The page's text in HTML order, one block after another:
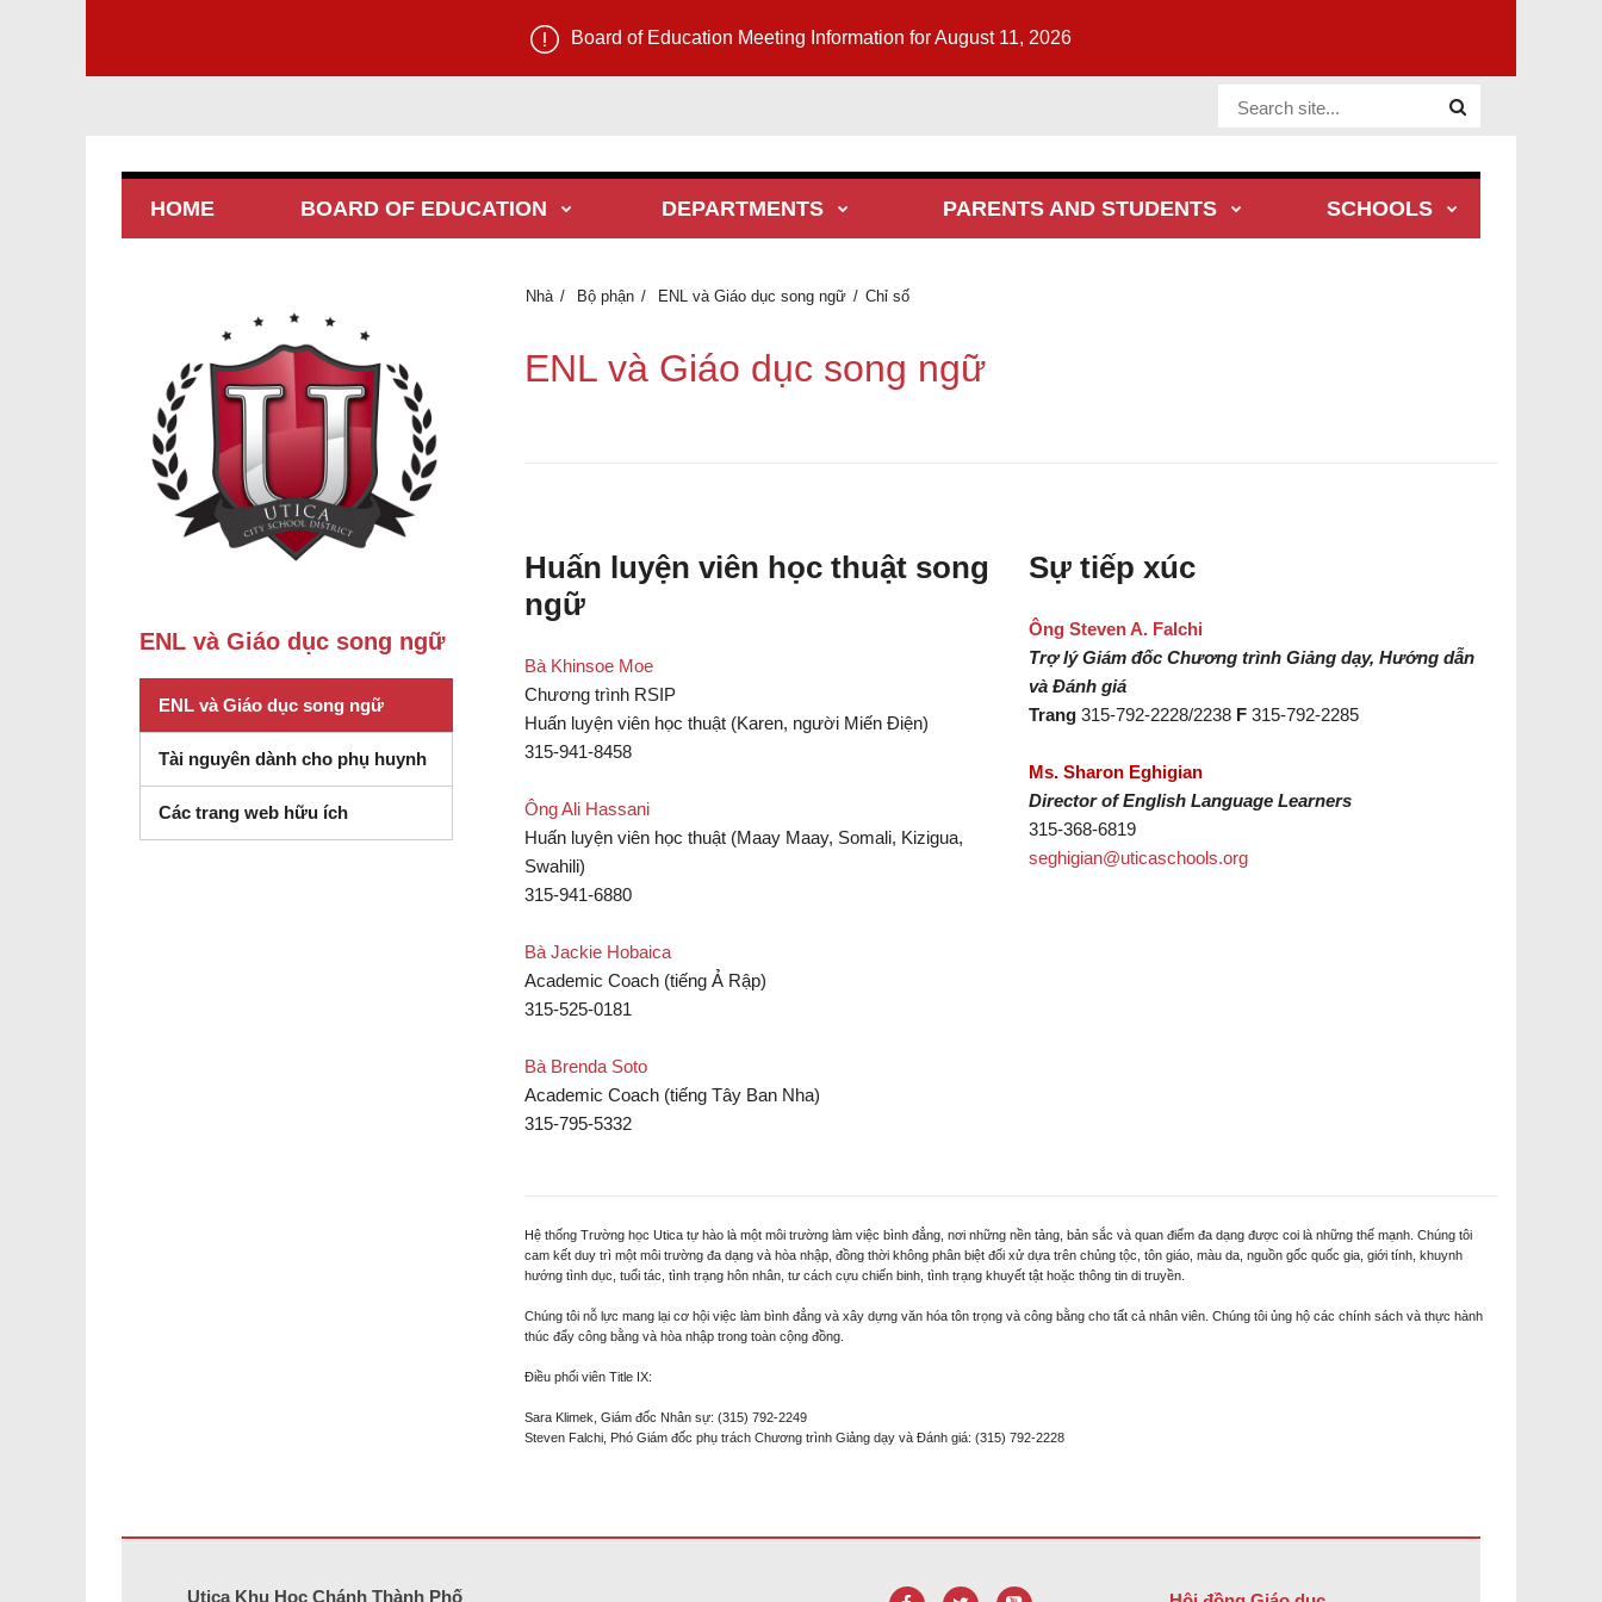
Board of Education Meeting Information for August 11, 2026
Website Site
HOME BOARD OF EDUCATION DEPARTMENTS PARENTS AND STUDENTS SCHOOLS
Nhà Bộ phận ENL và Giáo dục song ngữ Chỉ số
ENL và Giáo dục song ngữ
Huấn luyện viên học thuật song
ngữ
Bà Khinsoe Moe
Chương trình RSIP
Huấn luyện viên học thuật (Karen, người Miến Điện)
315-941-8458
Ông Ali Hassani
Huấn luyện viên học thuật (Maay Maay, Somali, Kizigua,
Swahili)
315-941-6880
Bà Jackie Hobaica
Academic Coach (tiếng Ả Rập)
315-525-0181
Bà Brenda Soto
Academic Coach (tiếng Tây Ban Nha)
315-795-5332
Sự tiếp xúc
Ông Steven A. Falchi
Trợ lý Giám đốc Chương trình Giảng dạy, Hướng dẫn
và Đánh giá
Trang 315-792-2228/2238 F 315-792-2285
Ms. Sharon Eghigian
Director of English Language Learners
315-368-6819
seghigian@uticaschools.org
Hệ thống Trường học Utica tự hào là một môi trường làm việc bình đẳng, nơi những nền tảng, bản sắc và quan điểm đa dạng được coi là những thế mạnh. Chúng tôi
cam kết duy trì một môi trường đa dạng và hòa nhập, đồng thời không phân biệt đối xử dựa trên chủng tộc, tôn giáo, màu da, nguồn gốc quốc gia, giới tính, khuynh
hướng tình dục, tuổi tác, tình trạng hôn nhân, tư cách cựu chiến binh, tình trạng khuyết tật hoặc thông tin di truyền.
Chúng tôi nỗ lực mang lại cơ hội việc làm bình đẳng và xây dựng văn hóa tôn trọng và công bằng cho tất cả nhân viên. Chúng tôi ủng hộ các chính sách và thực hành
thúc đẩy công bằng và hòa nhập trong toàn cộng đồng.
Điều phối viên Title IX:
Sara Klimek, Giám đốc Nhân sự: (315) 792-2249
Steven Falchi, Phó Giám đốc phụ trách Chương trình Giảng dạy và Đánh giá: (315) 792-2228
ENL và Giáo dục song ngữ
ENL và Giáo dục song ngữ
Tài nguyên dành cho phụ huynh
Các trang web hữu ích
Utica Khu Học Chánh Thành Phố